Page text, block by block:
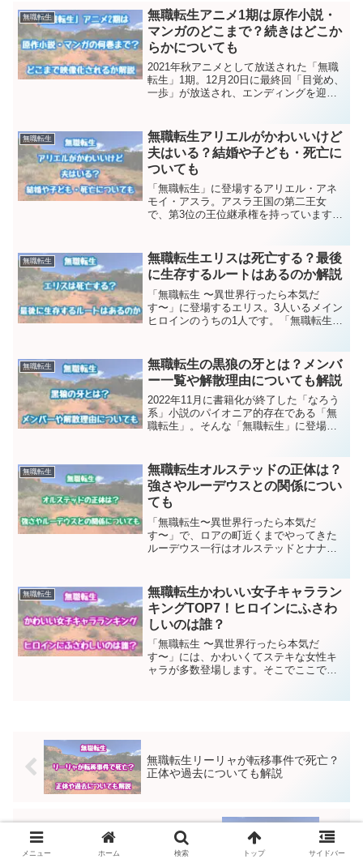
無職転生
無職転生アニメ1期は原作小説・
マンガのどこまで？続きはどこか
らかについても
2021年秋アニメとして放送された「無職
転生」1期。12月20日に最終回「目覚め、
一歩」が放送され、エンディングを迎え
なるのは「無職転生」アニメ1期は原作小
説・マンガの...
無職転生
無職転生アリエルがかわいいけど
夫はいる？結婚や子ども・死亡に
ついても
「無職転生」に登場するアリエル・アネ
モイ・アスラ。アスラ王国の第二王女
で、第3位の王位継承権を持っています。
そんなアリエルはかわいくて、抜群の容
姿とスタイルの持ち主です...
無職転生
無職転生エリスは死亡する？最後
に生存するルートはあるのか解説
「無職転生 〜異世界行ったら本気だ
す〜」に登場するエリス。3人いるメイン
ヒロインのうちの1人です。「無職転生」
ウスの父親・パウロも死んでしまいま
す。エリスも魔力災害（転...
無職転生
無職転生の黒狼の牙とは？メンバ
ー一覧や解散理由についても解説
2022年11月に書籍化が終了した「なろう
系」小説のパイオニア的存在である「無
職転生」。そんな「無職転生」に登場し
はパウロが中心となったパーティであ
り、メンバーもかなり...
無職転生
無職転生オルステッドの正体は？
強さやルーデウスとの関係につい
ても
「無職転生〜異世界行ったら本気だ
す〜」で、ロアの町近くまでやってきた
ルーデウス一行はオルステッドとナナホ
デウスを急襲。ルーデウスを瀕死の状態
にしてしまいます。それほどま...
無職転生
無職転生かわいい女子キャララン
キングTOP7！ヒロインにふさわ
しいのは誰？
「無職転生 〜異世界行ったら本気だ
す〜」には、かわいくてステキな女性キ
ャラが多数登場します。そこでここでは
無職転生リーリャが転移事件で死亡？
正体や過去についても解説
無職転生エリナリーゼの呪いを解説！
クリフとの結婚や子どもについても
メニュー ホーム 検索 トップ サイドバー